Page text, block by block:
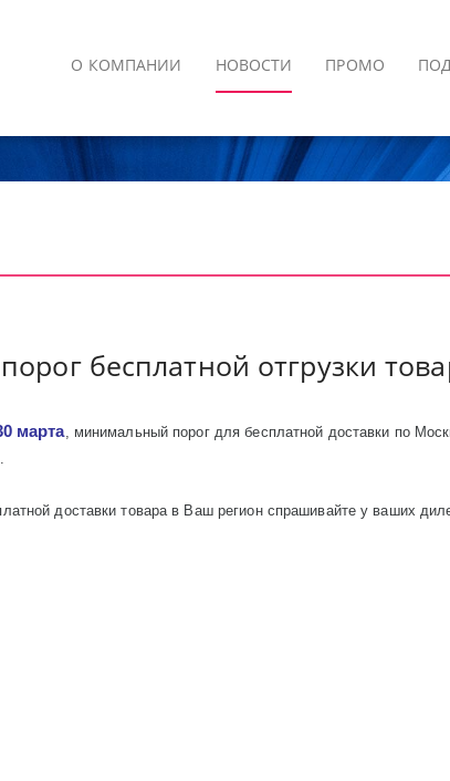
О КОМПАНИИ НОВОСТИ ПРОМО
бесплатной отгрузки
марта, минимальный порог для бесплатной доставки по
доставки товара в Ваш регион спрашивайте у ваших